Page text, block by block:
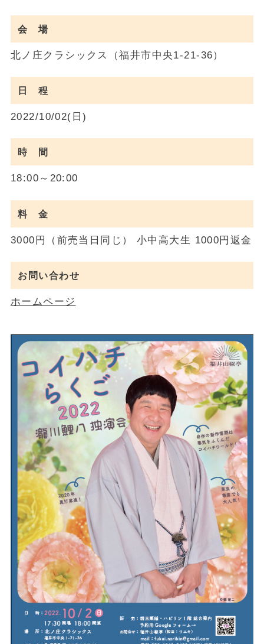
会 場
北ノ庄クラシックス（福井市中央1-21-36）
日 程
2022/10/02(日)
時 間
18:00～20:00
料 金
3000円（前売当日同じ） 小中高大生 1000円返金
お問い合わせ
ホームページ